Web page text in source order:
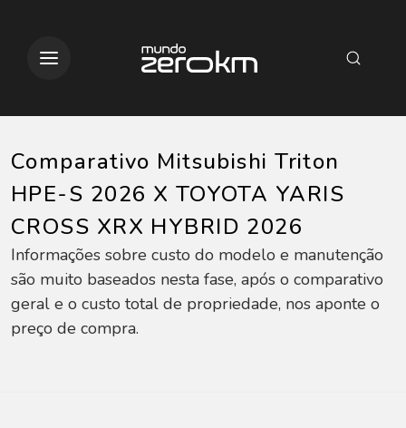
Comparativo Mitsubishi Triton
HPE-S 2026 X TOYOTA YARIS
CROSS XRX HYBRID 2026
Informações sobre custo do modelo e manutenção
são muito baseados nesta fase, após o comparativo
geral e o custo total de propriedade, nos aponte o
preço de compra.